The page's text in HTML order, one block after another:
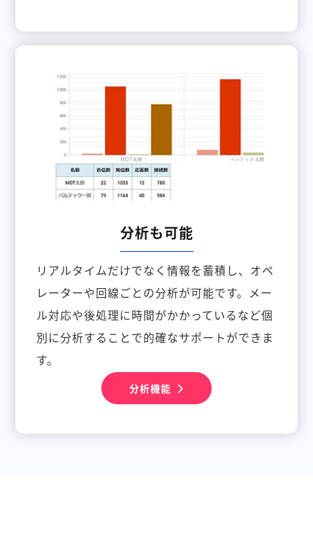
分析も可能
リアルタイムだけでなく情報を蓄積し、オペ
レーターや回線ごとの分析が可能です。メー
ル対応や後処理に時間がかかっているなど個
別に分析することで的確なサポートができま
す。
分析機能